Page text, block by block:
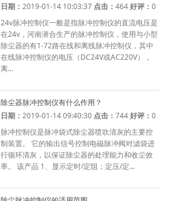
日期：2019-01-14 10:03:37 点击：464好评：0
24v脉冲控制仪一般是指脉冲控制仪的直流电压是
在24v，河南潜合生产的脉冲控制仪，使用与小型
除尘器的有1-72路在线和离线脉冲控制仪，其中
在线脉冲控制仪的电压（DC24V或AC220V），
离...
除尘器脉冲控制仪有什么作用？
日期：2019-01-14 09:40:30 点击：744好评：0
脉冲控制仪是脉冲袋式除尘器喷吹清灰的主要控
制装置。 它的输出信号控制电磁脉冲阀对滤袋进
行循环清灰，以保证除尘器的处理能力和收尘效
率。 该产品 1、显示定时/定阻；定压/定...